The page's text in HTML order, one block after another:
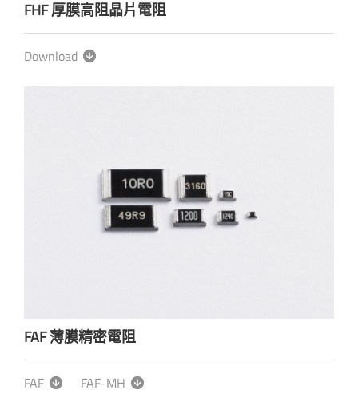
FHF 厚膜高阻晶片電阻
Download
FAF 薄膜精密電阻
FAF FAF-MH